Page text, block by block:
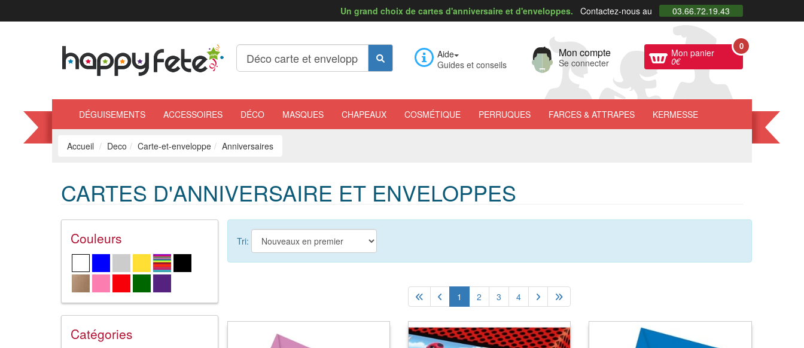
Un grand choix de cartes d'anniversaire et d'enveloppes. Contactez-nous au 03.66.72.19.43
Aide
Guides et conseils
Mon compte
Se connecter
Mon panier
0€
0
DÉGUISEMENTS ACCESSOIRES DÉCO MASQUES CHAPEAUX COSMÉTIQUE PERRUQUES FARCES & ATTRAPES KERMESSE
Accueil Deco Carte-et-enveloppe Anniversaires
CARTES D'ANNIVERSAIRE ET ENVELOPPES
Couleurs
Catégories
Tri:
1 2 3 4